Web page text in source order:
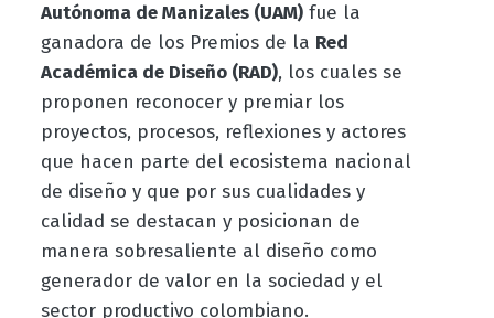
Autónoma de Manizales (UAM)fue la
ganadora de los Premios de la Red
Académica de Diseño (RAD), los cuales se
proponen reconocer y premiar los
proyectos, procesos, reflexiones y actores
que hacen parte del ecosistema nacional
de diseño y que por sus cualidades y
calidad se destacan y posicionan de
manera sobresaliente al diseño como
generador de valor en la sociedad y el
sector productivo colombiano.